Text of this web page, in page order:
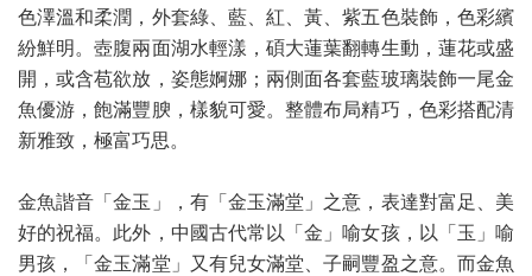
色澤溫和柔潤，外套綠、藍、紅、黃、紫五色裝飾，色彩繽
紛鮮明。壺腹兩面湖水輕漾，碩大蓮葉翻轉生動，蓮花或盛
開，或含苞欲放，姿態婀娜；兩側面各套藍玻璃裝飾一尾金
魚優游，飽滿豐腴，樣貌可愛。整體布局精巧，色彩搭配清
新雅致，極富巧思。
金魚諧音「金玉」，有「金玉滿堂」之意，表達對富足、美
好的祝福。此外，中國古代常以「金」喻女孩，以「玉」喻
男孩，「金玉滿堂」又有兒女滿堂、子嗣豐盈之意。而金魚